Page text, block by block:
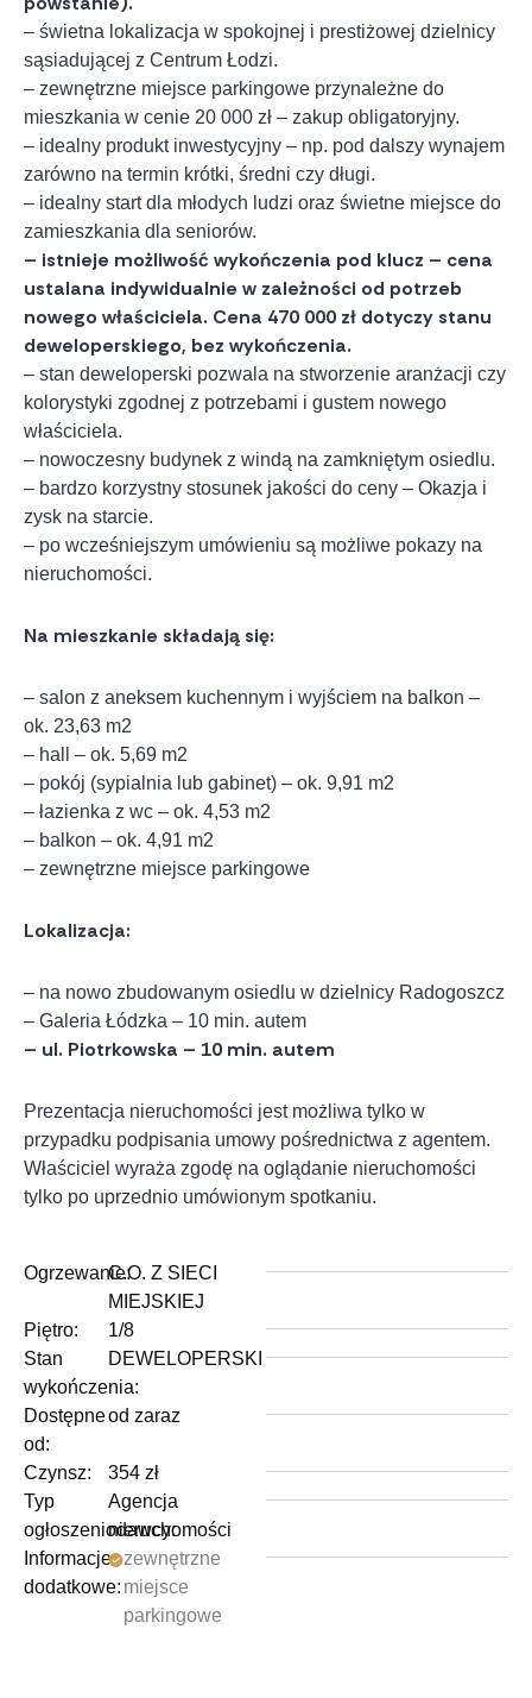
– świetna lokalizacja w spokojnej i prestiżowej dzielnicy
sąsiadującej z Centrum Łodzi.
– zewnętrzne miejsce parkingowe przynależne do
mieszkania w cenie 20 000 zł – zakup obligatoryjny.
– idealny produkt inwestycyjny – np. pod dalszy wynajem
zarówno na termin krótki, średni czy długi.
– idealny start dla młodych ludzi oraz świetne miejsce do
zamieszkania dla seniorów.
– istnieje możliwość wykończenia pod klucz – cena
ustalana indywidualnie w zależności od potrzeb
nowego właściciela. Cena 470 000 zł dotyczy stanu
deweloperskiego, bez wykończenia.
– stan deweloperski pozwala na stworzenie aranżacji czy
kolorystyki zgodnej z potrzebami i gustem nowego
właściciela.
– nowoczesny budynek z windą na zamkniętym osiedlu.
– bardzo korzystny stosunek jakości do ceny – Okazja i
zysk na starcie.
– po wcześniejszym umówieniu są możliwe pokazy na
nieruchomości.
Na mieszkanie składają się:
– salon z aneksem kuchennym i wyjściem na balkon –
ok. 23,63 m2
– hall – ok. 5,69 m2
– pokój (sypialnia lub gabinet) – ok. 9,91 m2
– łazienka z wc – ok. 4,53 m2
– balkon – ok. 4,91 m2
– zewnętrzne miejsce parkingowe
Lokalizacja:
– na nowo zbudowanym osiedlu w dzielnicy Radogoszcz
– Galeria Łódzka – 10 min. autem
– ul. Piotrkowska – 10 min. autem
Prezentacja nieruchomości jest możliwa tylko w
przypadku podpisania umowy pośrednictwa z agentem.
Właściciel wyraża zgodę na oglądanie nieruchomości
tylko po uprzednio umówionym spotkaniu.
Ogrzewanie:C.O. Z SIECI
MIEJSKIEJ
Piętro:
1/8
Stan
wykończenia:
DEWELOPERSKI
Dostępne
od:
od zaraz
Czynsz:
354 zł
Typ
ogłoszeniodawcy:
Agencja
nieruchomości
Informacje
dodatkowe:
zewnętrzne
miejsce
parkingowe